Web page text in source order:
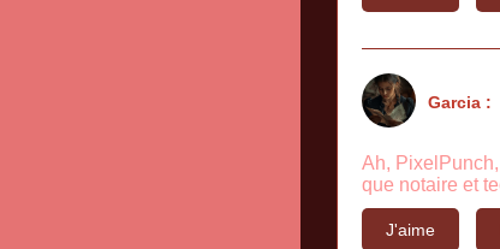
Garcia :
Ah,
que notaire et
J'aime